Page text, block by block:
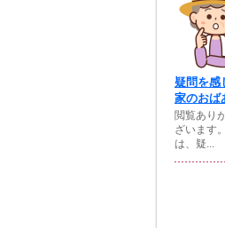
疑問を感
家のおば
閲覧あり
ざいます
は、疑...